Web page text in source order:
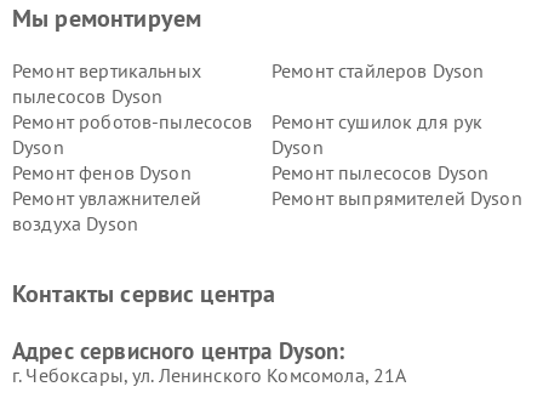
Мы ремонтируем
Ремонт вертикальных
пылесосов Dyson
Ремонт стайлеров Dyson
Ремонт роботов-пылесосов
Dyson
Ремонт сушилок для рук
Dyson
Ремонт фенов Dyson
Ремонт пылесосов Dyson
Ремонт увлажнителей
воздуха Dyson
Ремонт выпрямителей Dyson
Контакты сервис центра
Адрес сервисного центра Dyson:
г. Чебоксары, ул. Ленинского Комсомола, 21А